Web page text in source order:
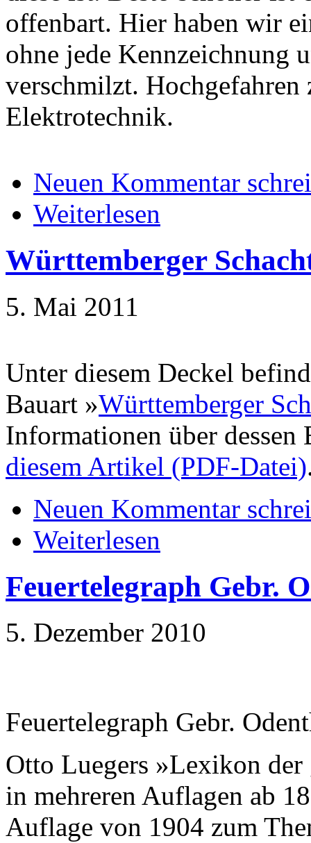
offenbart. Hier haben wir
ohne jede Kennzeichnung
verschmilzt. Hochgefahren
Elektrotechnik.
Neuen Kommentar
Weiterlesen
Württemberger
5. Mai 2011
Unter diesem Deckel
Bauart »Württemberger
Informationen über
diesem Artikel (PDF-Datei)
Neuen Kommentar
Weiterlesen
Feuertelegraph Gebr.
5. Dezember 2010
Feuertelegraph Gebr.
Otto Luegers »Lexikon der
in mehreren Auflagen ab
Auflage von 1904 zum